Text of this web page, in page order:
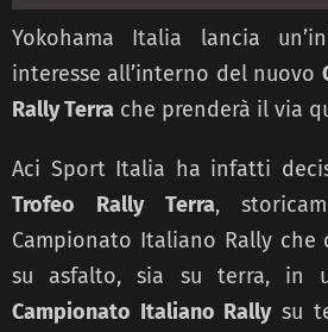
Yokohama Italia lancia
interesse all’interno del nuovo
Rally Terra che prenderà il via
Aci Sport Italia ha infatti
Trofeo Rally Terra,
Campionato Italiano Rally che
su asfalto, sia su terra, in
Campionato Italiano Rallysu